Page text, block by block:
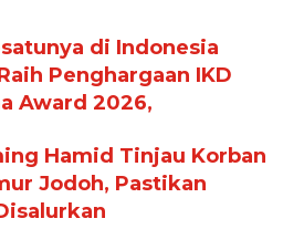
di Indonesia
Penghargaan IKD
Award 2026,
Hamid Tinjau Korban
Jodoh, Pastikan